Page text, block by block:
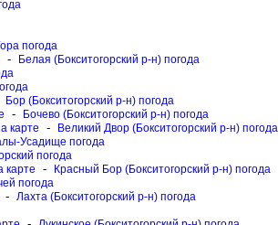
погода
-
Белая (Бокситогорский р-н) погода
Бор (Бокситогорский р-н) погода
-
Бочево (Бокситогорский р-н) погода
карте
-
еликий Двор (Бокситогорский р-н) погода
Усадище погода
погода
карте
-
Красный Бор (Бокситогорский р-н) погода
погода
-
Лахта (Бокситогорский р-н) погода